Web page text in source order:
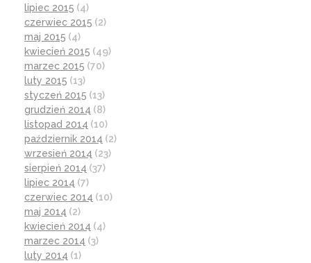
lipiec 2015 (4)
czerwiec 2015 (2)
maj 2015 (4)
kwiecień 2015 (49)
marzec 2015 (70)
luty 2015 (13)
styczeń 2015 (13)
grudzień 2014 (8)
listopad 2014 (10)
październik 2014 (2)
wrzesień 2014 (23)
sierpień 2014 (37)
lipiec 2014 (7)
czerwiec 2014 (10)
maj 2014 (2)
kwiecień 2014 (4)
marzec 2014 (3)
luty 2014 (1)